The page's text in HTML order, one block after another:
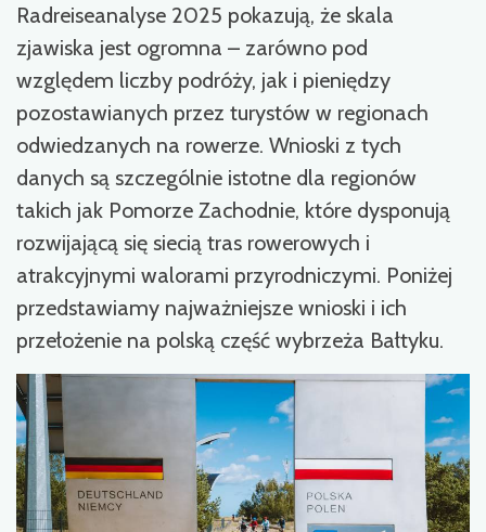
Radreiseanalyse 2025 pokazują, że skala
zjawiska jest ogromna – zarówno pod
względem liczby podróży, jak i pieniędzy
pozostawianych przez turystów w regionach
odwiedzanych na rowerze. Wnioski z tych
danych są szczególnie istotne dla regionów
takich jak Pomorze Zachodnie, które dysponują
rozwijającą się siecią tras rowerowych i
atrakcyjnymi walorami przyrodniczymi. Poniżej
przedstawiamy najważniejsze wnioski i ich
przełożenie na polską część wybrzeża Bałtyku.